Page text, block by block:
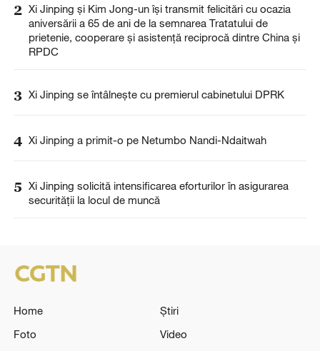
2 Xi Jinping și Kim Jong-un își transmit felicitări cu ocazia
aniversării a 65 de ani de la semnarea Tratatului de
prietenie, cooperare și asistență reciprocă dintre China și
RPDC
3 Xi Jinping se întâlnește cu premierul cabinetului DPRK
4 Xi Jinping a primit-o pe Netumbo Nandi-Ndaitwah
5 Xi Jinping solicită intensificarea eforturilor în asigurarea
securității la locul de muncă
Home
Știri
Foto
Video